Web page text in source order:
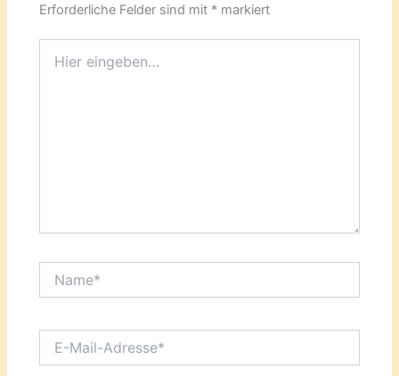
Erforderliche Felder sind mit * markiert
eingeben…
Mail-